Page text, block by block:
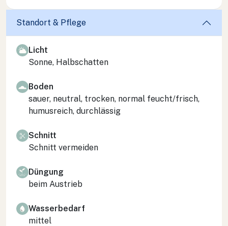
Standort & Pflege
Licht
Sonne, Halbschatten
Boden
sauer, neutral, trocken, normal feucht/frisch,
humusreich, durchlässig
Schnitt
Schnitt vermeiden
Düngung
beim Austrieb
Wasserbedarf
mittel